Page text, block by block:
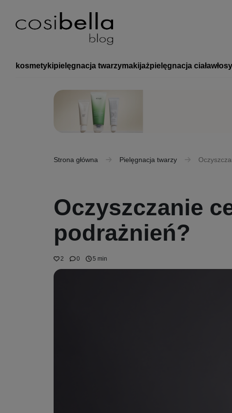
kosmetykipielęgnacja twarzymakijażpielęgnacja ciaławłosy
Strona główna Pielęgnacja twarzy
Oczyszczanie
podrażnień?
2 0 5 min